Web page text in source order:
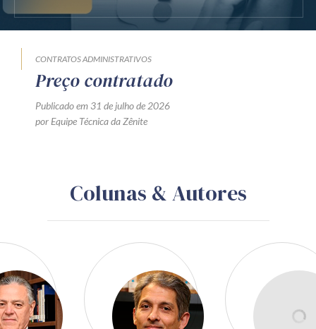
CONTRATOS ADMINISTRATIVOS
Preço contratado
Publicado em 31 de julho de 2026
por Equipe Técnica da Zênite
Colunas & Autores